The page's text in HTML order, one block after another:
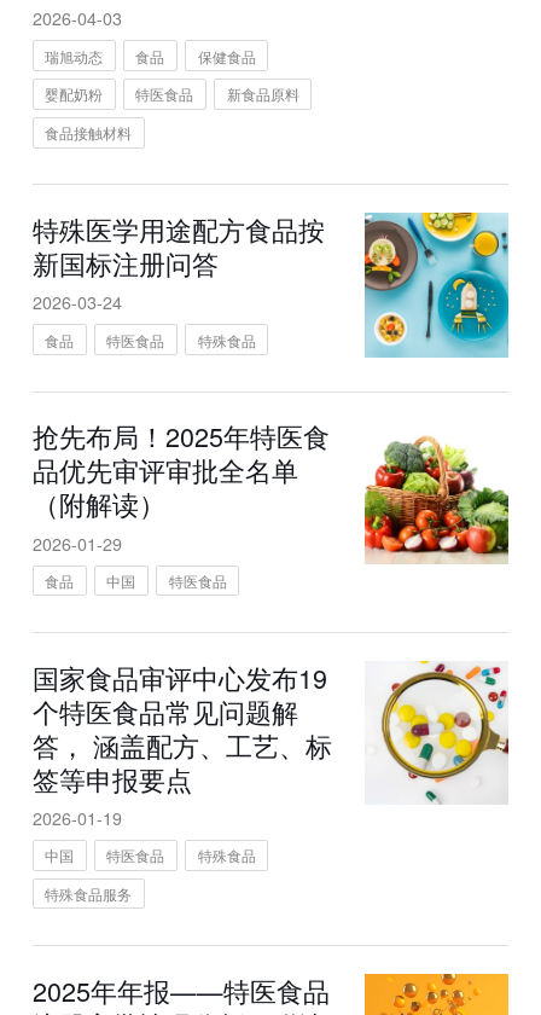
2026-04-03
瑞旭动态 食品
保健食品
婴配奶粉
特医食品
新食品原料
食品接触材料
特殊医学用途配方食品按
新国标注册问答
2026-03-24
食品 特医食品 特殊食品
抢先布局！2025年特医食
品优先审评审批全名单
（附解读）
2026-01-29
食品 中国 特医食品
国家食品审评中心发布19
个特医食品常见问题解
答， 涵盖配方、工艺、标
签等申报要点
2026-01-19
中国 特医食品
特殊食品
特殊食品服务
2025年年报——特医食品